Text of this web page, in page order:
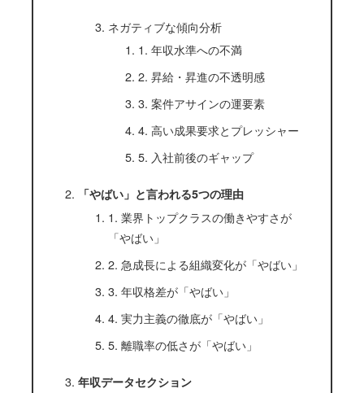
ネガティブな傾向分析
1. 年収水準への不満
2. 昇給・昇進の不透明感
3. 案件アサインの運要素
4. 高い成果要求とプレッシャー
5. 入社前後のギャップ
「やばい」と言われる5つの理由
1. 業界トップクラスの働きやすさが
「やばい」
2. 急成長による組織変化が「やばい」
3. 年収格差が「やばい」
4. 実力主義の徹底が「やばい」
5. 離職率の低さが「やばい」
年収データセクション